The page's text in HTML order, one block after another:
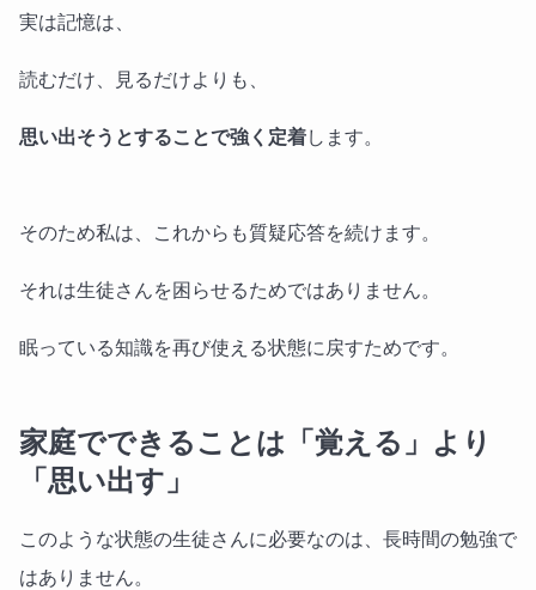
実は記憶は、
読むだけ、見るだけよりも、
思い出そうとすることで強く定着します。
そのため私は、これからも質疑応答を続けます。
それは生徒さんを困らせるためではありません。
眠っている知識を再び使える状態に戻すためです。
家庭でできることは「覚える」より
「思い出す」
このような状態の生徒さんに必要なのは、長時間の勉強で
はありません。